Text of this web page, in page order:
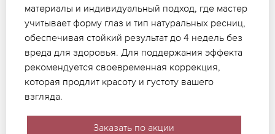
материалы и индивидуальный подход, где мастер
учитывает форму глаз и тип натуральных ресниц,
обеспечивая стойкий результат до 4 недель без
вреда для здоровья. Для поддержания эффекта
рекомендуется своевременная коррекция,
которая продлит красоту и густоту вашего
взгляда.
Заказать по акции